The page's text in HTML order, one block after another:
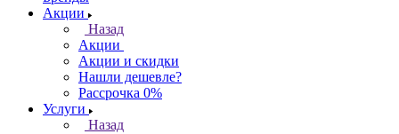
Акции
Назад
Акции
Акции и скидки
Нашли дешевле?
Рассрочка 0%
Услуги
Назад